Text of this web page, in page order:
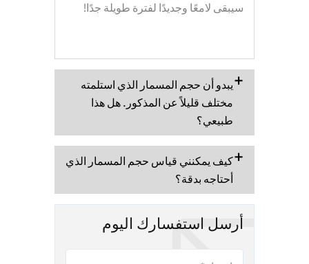
سيبقى لامعًا وجديدًا لفترة طويلة جدًا!
يبدو أن حجم المسمار الذي استلمته
مختلف قليلاً عن المذكور. هل هذا
طبيعي؟
كيف يمكنني قياس حجم المسمار الذي
أحتاجه بدقة؟
أرسل استفسارك اليوم